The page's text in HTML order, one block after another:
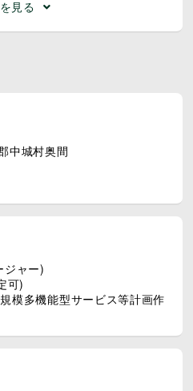
見る
中城村奥間
ジャー)
可)
模多機能型サービス等計画作